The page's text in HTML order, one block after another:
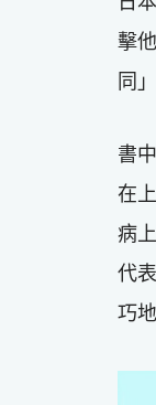
擊
同
書
在
病
代
巧